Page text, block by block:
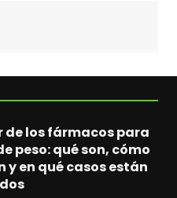
de los fármacos para
peso: qué son, cómo
y en qué casos están